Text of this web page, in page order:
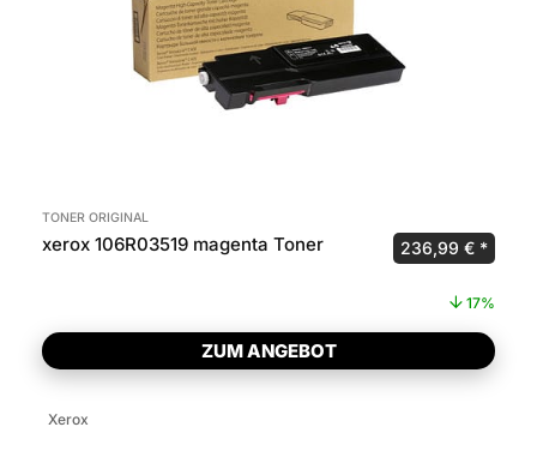
TONER ORIGINAL
xerox 106R03519 magenta Toner Ursprünglicher
236,99 €
17%
ZUM ANGEBOT
Xerox